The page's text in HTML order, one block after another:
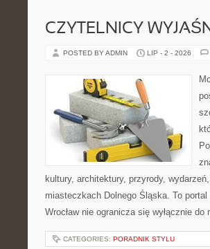
CZYTELNICY
POSTED BY ADMIN LIP - 2 - 2026
kultury, architektury, przyrody,
miasteczkach Dolnego Śląska. To
Wrocław nie ogranicza się wyłącznie
CATEGORIES: PORADNIK STYLU